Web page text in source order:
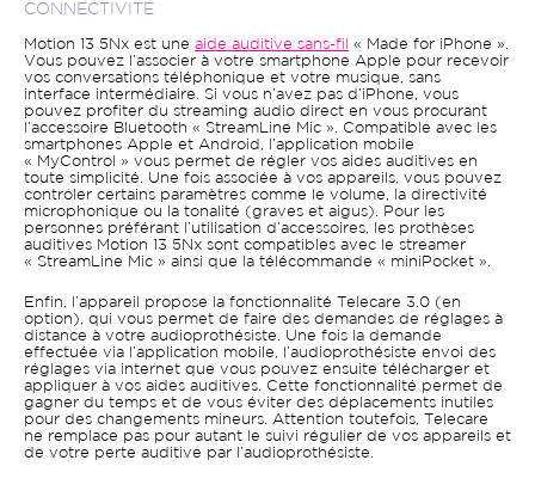
CONNECTIVITÉ
Motion 13 5Nx est une aide auditive sans-fil
« Made for iPhone ».
Vous pouvez l’associer à votre smartphone Apple pour recevoir
vos conversations téléphonique et votre musique, sans
interface intermédiaire. Si vous n’avez pas d’iPhone, vous
pouvez profiter du streaming audio direct en vous procurant
l’accessoire Bluetooth « StreamLine Mic ». Compatible avec les
smartphones Apple et Android, l’application mobile
« MyControl » vous permet de régler vos aides auditives en
toute simplicité. Une fois associée à vos appareils, vous pouvez
contrôler certains paramètres comme le volume, la directivité
microphonique ou la tonalité (graves et aigus). Pour les
personnes préférant l’utilisation d’accessoires, les prothèses
auditives Motion 13 5Nx sont compatibles avec le streamer
« StreamLine Mic » ainsi que la télécommande « miniPocket ».
Enfin, l’appareil propose la fonctionnalité Telecare 3.0 (en
option), qui vous permet de faire des demandes de réglages à
distance à votre audioprothésiste. Une fois la demande
effectuée via l’application mobile, l’audioprothésiste envoi des
réglages via internet que vous pouvez ensuite télécharger et
appliquer à vos aides auditives. Cette fonctionnalité permet de
gagner du temps et de vous éviter des déplacements inutiles
pour des changements mineurs. Attention toutefois, Telecare
ne remplace pas pour autant le suivi régulier de vos appareils et
de votre perte auditive par l’audioprothésiste.